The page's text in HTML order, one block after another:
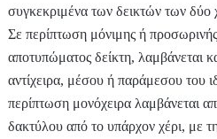
συγκεκριμένα των δεικτών των δύο
Σε περίπτωση μόνιμης ή
αποτυπώματος δείκτη, λαμβάνεται
αντίχειρα, μέσου ή παράμεσου του
περίπτωση μονόχειρα λαμβάνεται
δακτύλου από το υπάρχον χέρι, με